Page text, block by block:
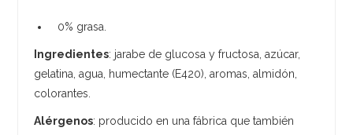
0% grasa.
Ingredientes: jarabe de glucosa y fructosa, azúcar,
gelatina, agua, humectante (E420), aromas, almidón,
colorantes.
Alérgenos: producido en una fábrica que también